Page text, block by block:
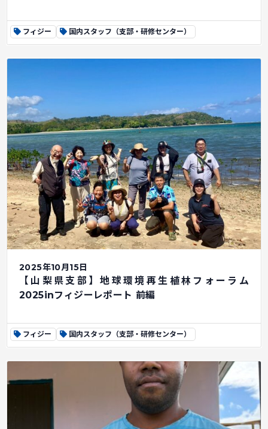
フィジー 国内スタッフ（支部・研修センター）
2025年10月15日
【山梨県支部】地球環境再生植林フォーラム
2025inフィジーレポート 前編
フィジー 国内スタッフ（支部・研修センター）